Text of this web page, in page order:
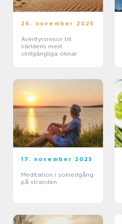
26. november 2025
Äventyrsresor till
världens mest
otillgängliga öknar
17. november 2025
Meditation i solnedgång
på stranden